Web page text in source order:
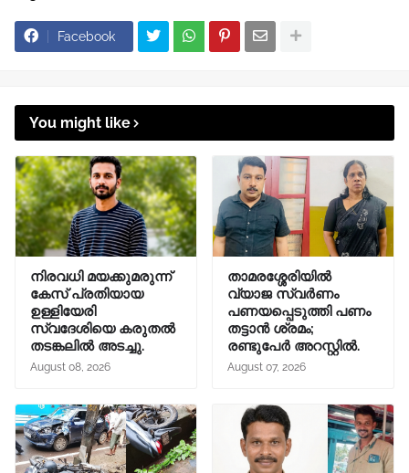
Facebook
You might like
നിരവധി മയക്കുമരുന്ന്
കേസ് പ്രതിയായ
ഉള്ളിയേരി
സ്വദേശിയെ കരുതൽ
തടങ്കലിൽ അടച്ചു.
August 08, 2026
താമരശ്ശേരിയിൽ
വ്യാജ സ്വർണം
പണയപ്പെടുത്തി പണം
തട്ടാൻ ശ്രമം;
രണ്ടുപേർ അറസ്റ്റിൽ.
August 07, 2026